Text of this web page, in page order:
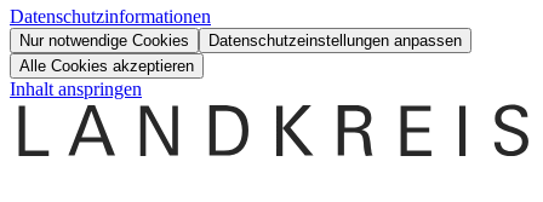
Datenschutzinformationen
Nur notwendige Cookies
Datenschutzeinstellungen anpassen
Alle Cookies akzeptieren
Inhalt anspringen